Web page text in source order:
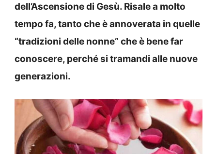
dell’Ascensione di Gesù. Risale a molto
tempo fa, tanto che è annoverata in quelle
“tradizioni delle nonne” che è bene far
conoscere, perché si tramandi alle nuove
generazioni.